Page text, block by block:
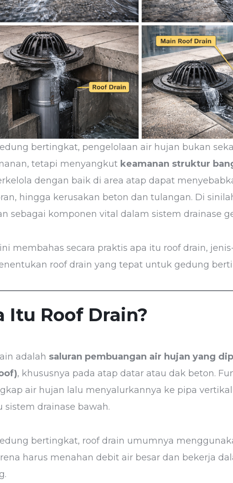
bertingkat, pengelolaan air hujan bukan
tetapi menyangkut keamanan struktur
dengan baik di area atap dapat
hingga kerusakan beton dan tulangan. Di
sebagai komponen vital dalam sistem drainase
membahas secara praktis apa itu roof drain,
roof drain yang tepat untuk gedung
Itu Roof Drain?
adalah saluran pembuangan air hujan yang
, khususnya pada atap datar atau dak beton.
air hujan lalu menyalurkannya ke pipa
sistem drainase bawah.
bertingkat, roof drain umumnya
harus menahan debit air besar dan bekerja